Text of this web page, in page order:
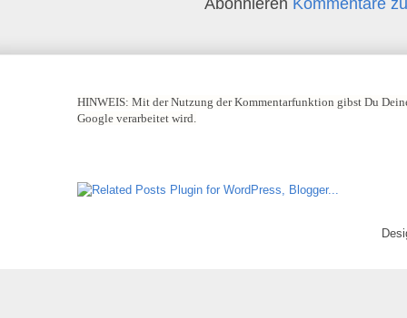
HINWEIS: Mit der Nutzung der Kommentarfunktion gibst Du
Google verarbeitet wird.